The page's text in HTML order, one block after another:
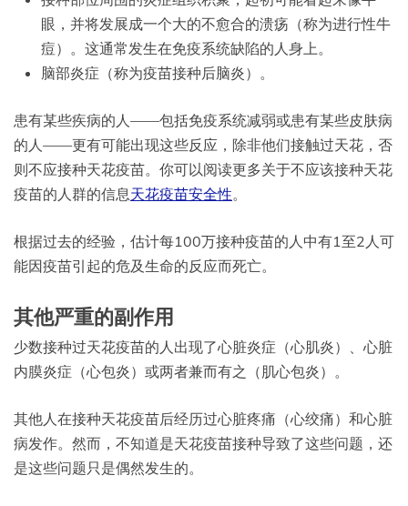
眼，并将发展成一个大的不愈合的溃疡（称为进行性牛
痘）。这通常发生在免疫系统缺陷的人身上。
脑部炎症（称为疫苗接种后脑炎）。
患有某些疾病的人——包括免疫系统减弱或患有某些皮肤病
的人——更有可能出现这些反应，除非他们接触过天花，否
则不应接种天花疫苗。你可以阅读更多关于不应该接种天花
疫苗的人群的信息天花疫苗安全性。
根据过去的经验，估计每100万接种疫苗的人中有1至2人可
能因疫苗引起的危及生命的反应而死亡。
其他严重的副作用
少数接种过天花疫苗的人出现了心脏炎症（心肌炎）、心脏
内膜炎症（心包炎）或两者兼而有之（肌心包炎）。
其他人在接种天花疫苗后经历过心脏疼痛（心绞痛）和心脏
病发作。然而，不知道是天花疫苗接种导致了这些问题，还
是这些问题只是偶然发生的。